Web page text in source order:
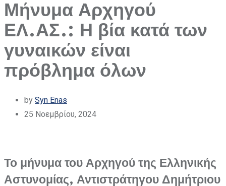
Μήνυμα Αρχηγού
ΕΛ.ΑΣ.: Η βία κατά των
γυναικών είναι
πρόβλημα όλων
by Syn Enas
25 Νοεμβρίου, 2024
Το μήνυμα του Αρχηγού της Ελληνικής
Αστυνομίας, Αντιστράτηγου Δημήτριου